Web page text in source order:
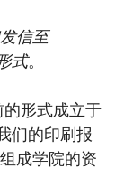
信至
式。
形式成立于
们的印刷报
成学院的资